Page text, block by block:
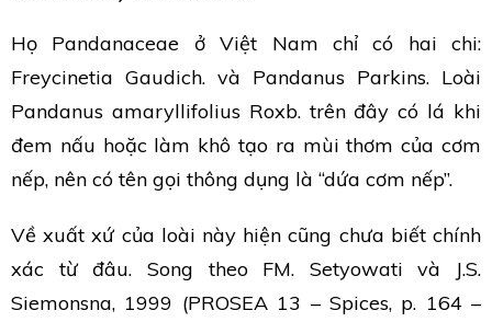
Họ Pandanaceae ở Việt Nam chỉ có hai chi:
Freycinetia Gaudich. và Pandanus Parkins. Loài
Pandanus amaryllifolius Roxb. trên đây có lá khi
đem nấu hoặc làm khô tạo ra mùi thơm của cơm
nếp, nên có tên gọi thông dụng là “dứa cơm nếp”.
Về xuất xứ của loài này hiện cũng chưa biết chính
xác từ đâu. Song theo FM. Setyowati và J.S.
Siemonsna, 1999 (PROSEA 13 – Spices, p. 164 –